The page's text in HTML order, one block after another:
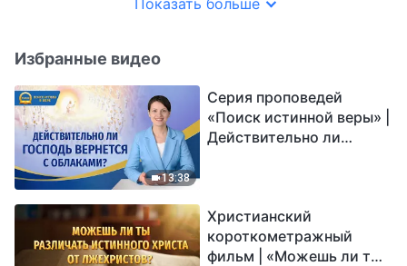
Показать больше
Избранные видео
13:38
Серия проповедей
«Поиск истинной веры» |
Действительно ли
Христианский
короткометражный
фильм | «Можешь ли ты